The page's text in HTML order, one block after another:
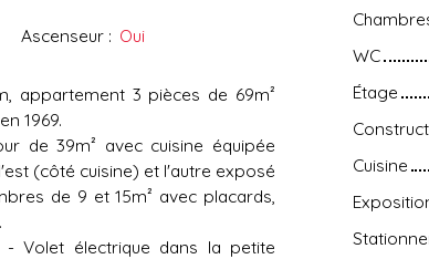
Ascenseur : Oui
appartement 3 pièces de 69m²
1969.
de 39m² avec cuisine équipée
(côté cuisine) et l'autre exposé
de 9 et 15m² avec placards,
- Volet électrique dans la petite
WC
Étage
Cuisine